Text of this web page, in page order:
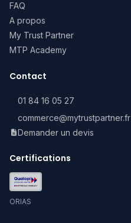
FAQ
A propos
My Trust Partner
MTP Academy
Contact
01 84 16 05 27
commerce@mytrustpartner.fr
Demander un devis
Certifications
ORIAS